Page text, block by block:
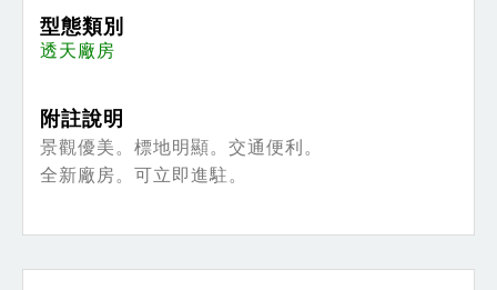
型態類別
透天廠房
附註說明
景觀優美。標地明顯。交通便利。
全新廠房。可立即進駐。